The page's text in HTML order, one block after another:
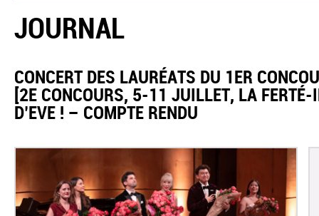
JOURNAL
CONCERT DES LAURÉATS DU 1ER
[2E CONCOURS, 5-11 JUILLET, LA
D’EVE ! – COMPTE RENDU